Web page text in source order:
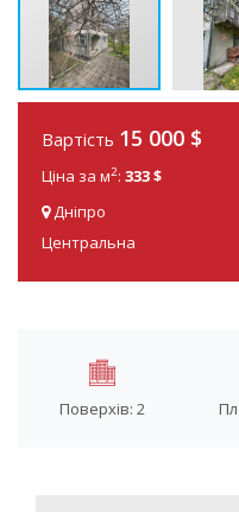
Вартість 15 000 $
Ціна за м2: 333 $
Дніпро
Центральна
Поверхів: 2